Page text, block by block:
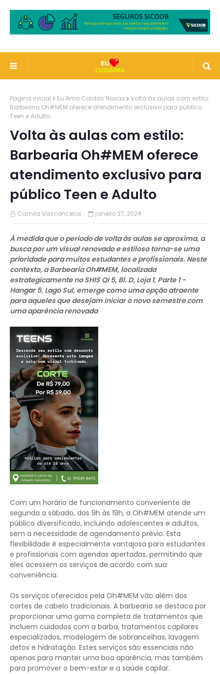
Página inicial Eu Amo Caldas Novas
Volta às aulas com estilo:
Barbearia Oh#MEM oferece atendimento exclusivo para público
Teen e Adulto
Volta às aulas com estilo:
Barbearia Oh#MEM oferece
atendimento exclusivo para
público Teen e Adulto
Camila Vasconcelos janeiro 27, 2024
À medida que o período de volta às aulas se aproxima, a
busca por um visual renovado e estiloso torna-se uma
prioridade para muitos estudantes e profissionais. Neste
contexto, a Barbearia Oh#MEM, localizada
estrategicamente no SHIS QI 5, Bl. D, Loja 1, Parte 1 -
Hangar 5, Lago Sul, emerge como uma opção atraente
para aqueles que desejam iniciar o novo semestre com
uma aparência renovada
Com um horário de funcionamento conveniente de
segunda a sábado, das 9h às 19h, a Oh#MEM atende um
público diversificado, incluindo adolescentes e adultos,
sem a necessidade de agendamento prévio. Esta
flexibilidade é especialmente vantajosa para estudantes
e profissionais com agendas apertadas, permitindo que
eles acessem os serviços de acordo com sua
conveniência.
Os serviços oferecidos pela Oh#MEM vão além dos
cortes de cabelo tradicionais. A barbearia se destaca por
proporcionar uma gama completa de tratamentos que
incluem cuidados com a barba, tratamentos capilares
especializados, modelagem de sobrancelhas, lavagem
detox e hidratação. Estes serviços são essenciais não
apenas para manter uma boa aparência, mas também
para promover o bem-estar e a saúde capilar.